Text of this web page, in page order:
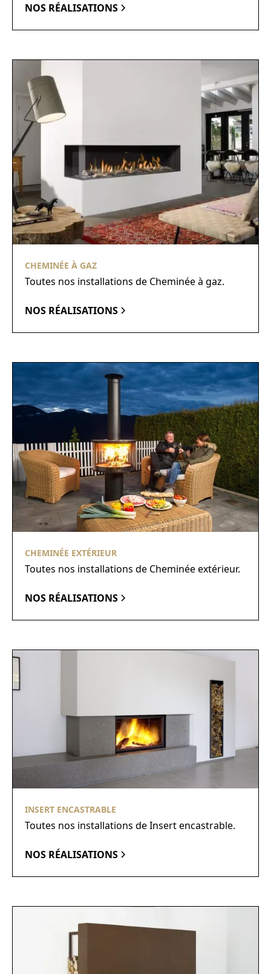
NOS RÉALISATIONS
CHEMINÉE À GAZ
Toutes nos installations de Cheminée à gaz.
NOS RÉALISATIONS
CHEMINÉE EXTÉRIEUR
Toutes nos installations de Cheminée extérieur.
NOS RÉALISATIONS
INSERT ENCASTRABLE
Toutes nos installations de Insert encastrable.
NOS RÉALISATIONS